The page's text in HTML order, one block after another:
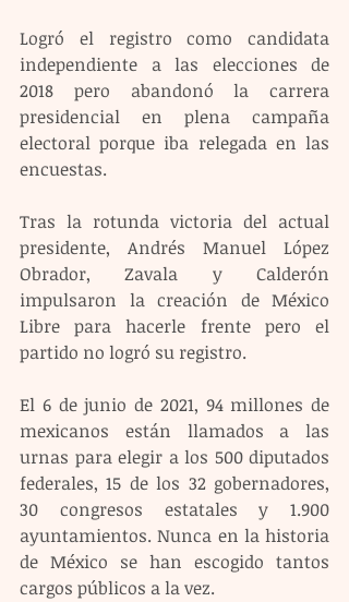
Logró el registro como candidata
independiente a las elecciones de
2018 pero abandonó la carrera
presidencial en plena campaña
electoral porque iba relegada en las
encuestas.
Tras la rotunda victoria del actual
presidente, Andrés Manuel López
Obrador, Zavala y Calderón
impulsaron la creación de México
Libre para hacerle frente pero el
partido no logró su registro.
El 6 de junio de 2021, 94 millones de
mexicanos están llamados a las
urnas para elegir a los 500 diputados
federales, 15 de los 32 gobernadores,
30 congresos estatales y 1.900
ayuntamientos. Nunca en la historia
de México se han escogido tantos
cargos públicos a la vez.